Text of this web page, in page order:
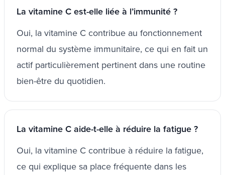
La vitamine C est-elle liée à l’immunité ?
Oui, la vitamine C contribue au fonctionnement
normal du système immunitaire, ce qui en fait un
actif particulièrement pertinent dans une routine
bien-être du quotidien.
La vitamine C aide-t-elle à réduire la fatigue ?
Oui, la vitamine C contribue à réduire la fatigue,
ce qui explique sa place fréquente dans les